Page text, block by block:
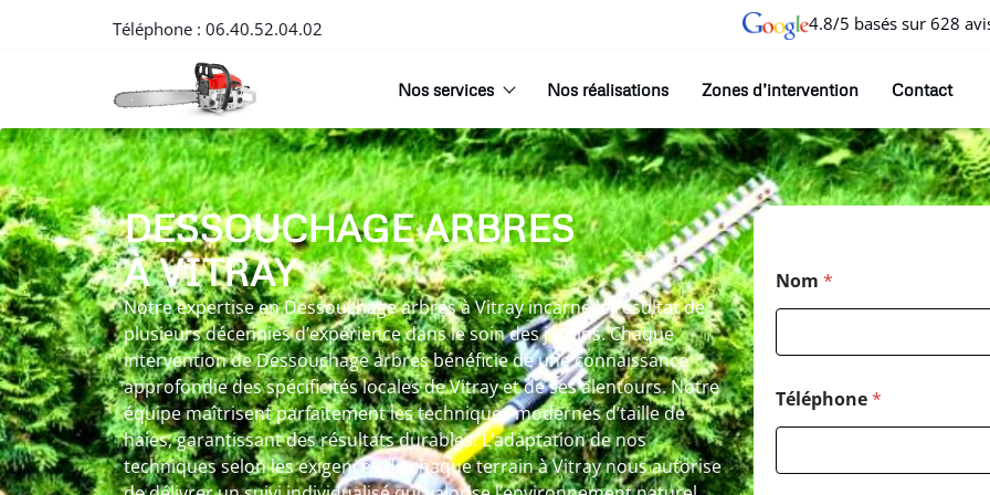
Téléphone : 06.40.52.04.02 4.8/5 basés sur 628
Nos services Nos réalisations Zones d’intervention Contact
DESSOUCHAGE ARBRES
À VITRAY
Notre expertise en Dessouchage arbres à Vitray incarne le résultat de
plusieurs décennies d’expérience dans le soin des jardins. Chaque
intervention de Dessouchage arbres bénéficie de une connaissance
approfondie des spécificités locales de Vitray et de ses alentours. Notre
équipe maîtrisent parfaitement les techniques modernes d’taille de
haies, garantissant des résultats durables. L’adaptation de nos
techniques selon les exigences de chaque terrain à Vitray nous autorise
Nom *
Téléphone*